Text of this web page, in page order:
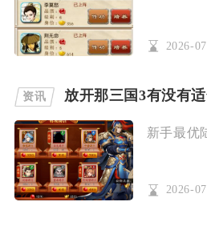
2026-
资讯 放开那三国3有没有适
新手最优
2026-